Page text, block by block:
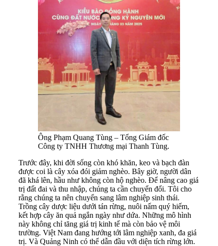
Ông Phạm Quang Tùng – Tổng Giám đốc
Công ty TNHH Thương mại Thanh Tùng.
Trước đây, khi đời sống còn khó khăn, keo và bạch đàn
được coi là cây xóa đói giảm nghèo. Bây giờ, người dân
đã khá lên, hầu như không còn hộ nghèo. Để nâng cao giá
trị đất đai và thu nhập, chúng ta cần chuyển đổi. Tôi cho
rằng chúng ta nên chuyển sang lâm nghiệp sinh thái.
Trồng cây dược liệu dưới tán rừng, nuôi nấm quý hiếm,
kết hợp cây ăn quả ngắn ngày như dứa. Những mô hình
này không chỉ tăng giá trị kinh tế mà còn bảo vệ môi
trường. Việt Nam đang hướng tới lâm nghiệp xanh, đa giá
trị. Và Quảng Ninh có thể dẫn đầu với diện tích rừng lớn.